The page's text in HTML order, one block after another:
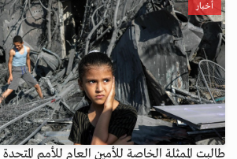
أخبار
طالبت الممثلة الخاصة للأمين العام للأمم